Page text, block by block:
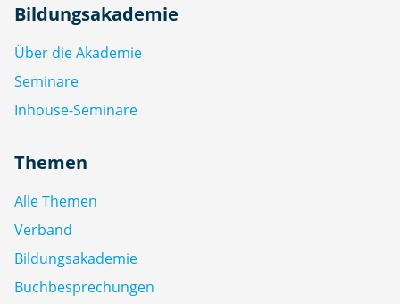
Bildungsakademie
Über die Akademie
Seminare
Inhouse-Seminare
Themen
Alle Themen
Verband
Bildungsakademie
Buchbesprechungen